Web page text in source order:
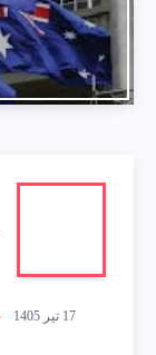
17 تیر 1405